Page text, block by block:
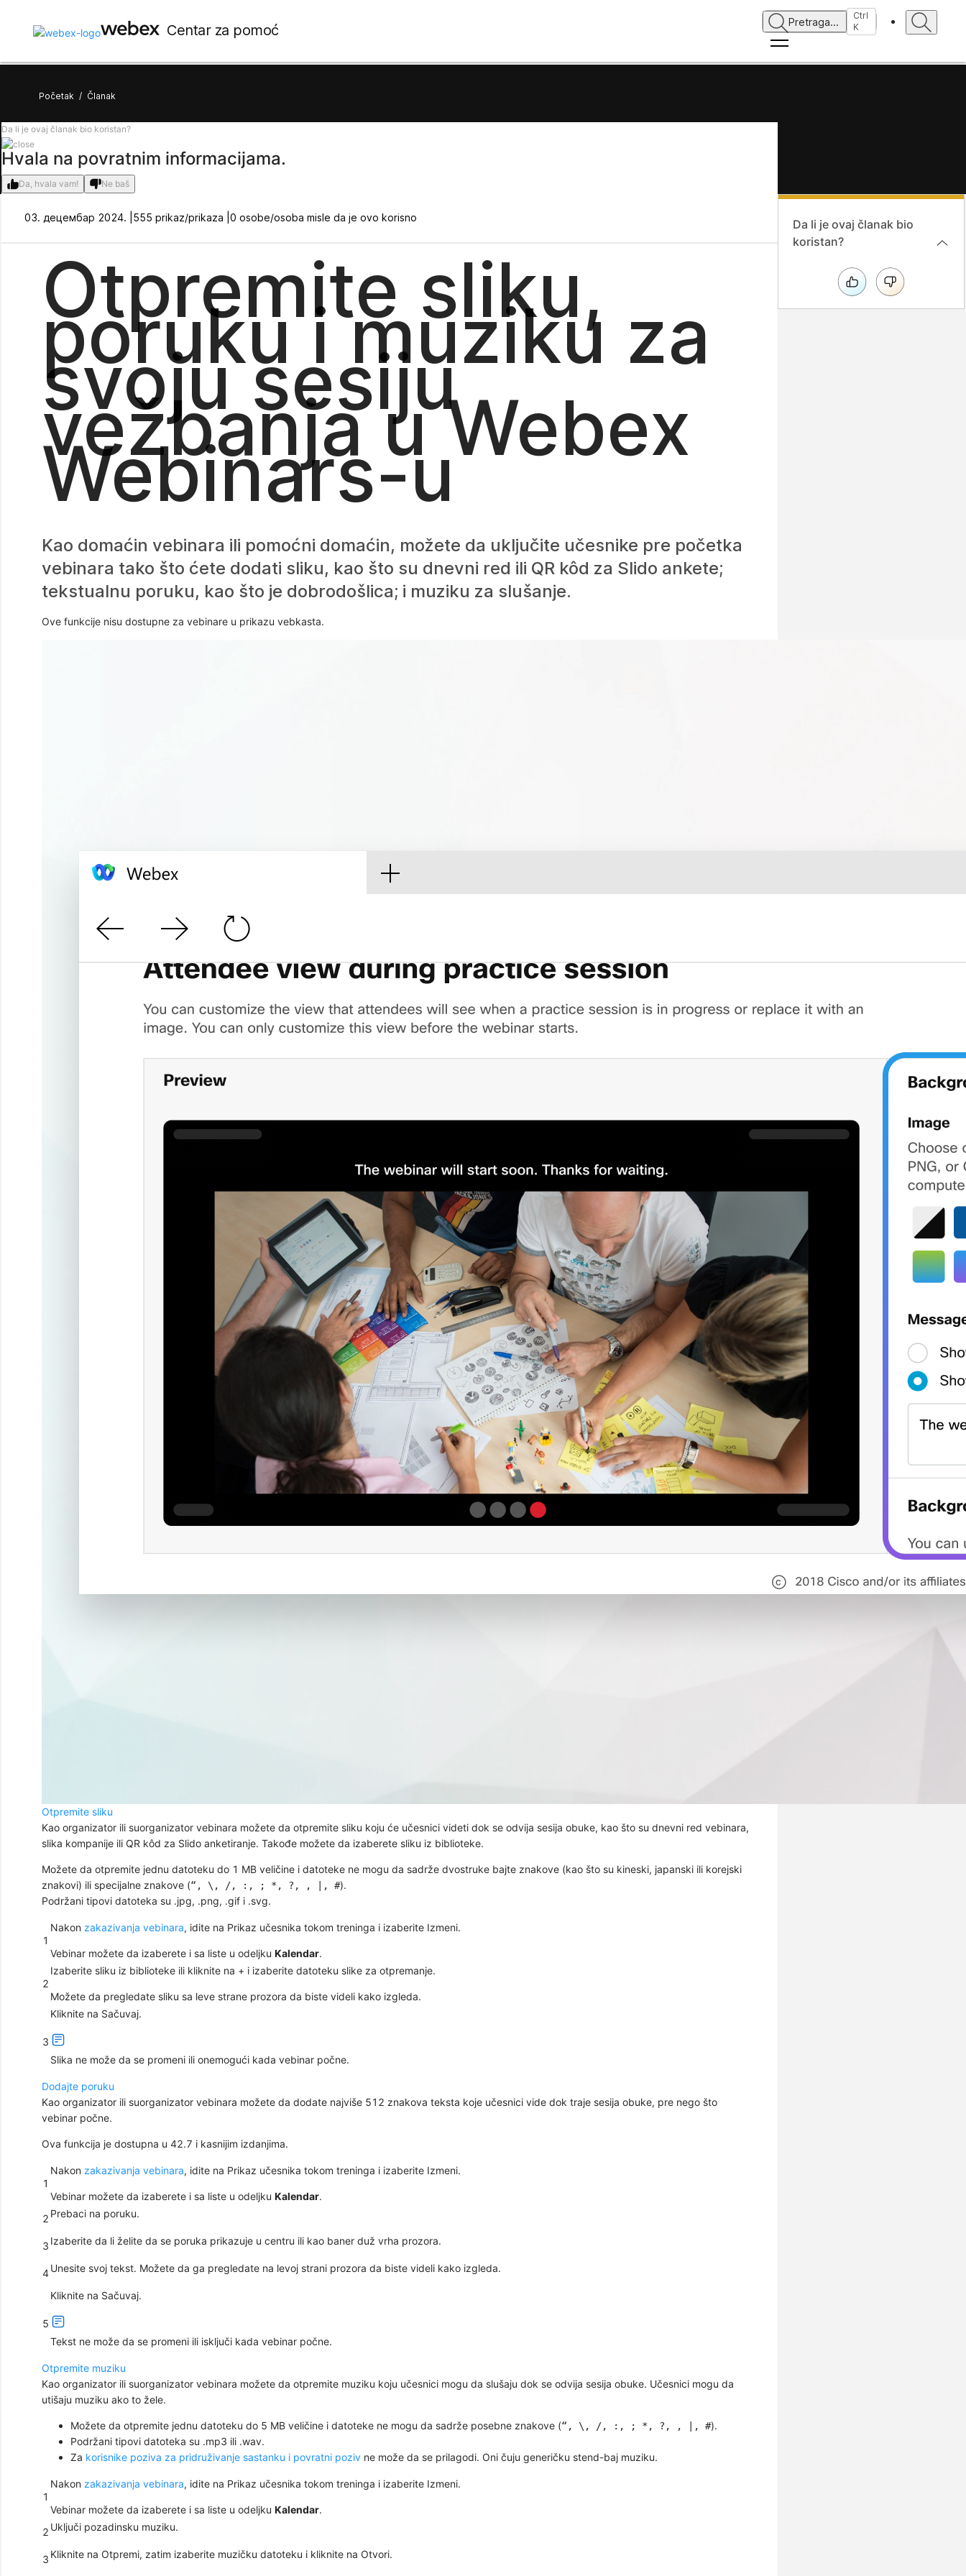
Centar za pomoć
Pretraga...
Ctrl
K
Početak / Članak
Da li je ovaj članak bio koristan?
Hvala na povratnim informacijama.
Da, hvala vam! Ne baš
03. децембар 2024. | 555 prikaz/prikaza | 0 osobe/osoba misle da je ovo korisno
Otpremite sliku,
poruku i muziku za
svoju sesiju
vežbanja u Webex
Webinars-u
Kao domaćin vebinara ili pomoćni domaćin, možete da uključite učesnike pre početka
vebinara tako što ćete dodati sliku, kao što su dnevni red ili QR kôd za Slido ankete;
tekstualnu poruku, kao što je dobrodošlica; i muziku za slušanje.
Ove funkcije nisu dostupne za vebinare u prikazu vebkasta.
Otpremite sliku
Kao organizator ili suorganizator vebinara možete da otpremite sliku koju će učesnici videti dok se odvija sesija obuke, kao što su dnevni red vebinara,
slika kompanije ili QR kôd za Slido anketiranje. Takođe možete da izaberete sliku iz biblioteke.
Možete da otpremite jednu datoteku do 1 MB veličine i datoteke ne mogu da sadrže dvostruke bajte znakove (kao što su kineski, japanski ili korejski
znakovi) ili specijalne znakove (“, \, /, :, ; *, ?, , |, #).
Podržani tipovi datoteka su .jpg, .png, .gif i .svg.
1
Nakon zakazivanja vebinara, idite na Prikaz učesnika tokom treninga i izaberite Izmeni.
Vebinar možete da izaberete i sa liste u odeljku Kalendar.
2
Izaberite sliku iz biblioteke ili kliknite na + i izaberite datoteku slike za otpremanje.
Možete da pregledate sliku sa leve strane prozora da biste videli kako izgleda.
3
Kliknite na Sačuvaj.
Slika ne može da se promeni ili onemogući kada vebinar počne.
Dodajte poruku
Kao organizator ili suorganizator vebinara možete da dodate najviše 512 znakova teksta koje učesnici vide dok traje sesija obuke, pre nego što
vebinar počne.
Ova funkcija je dostupna u 42.7 i kasnijim izdanjima.
1
Nakon zakazivanja vebinara, idite na Prikaz učesnika tokom treninga i izaberite Izmeni.
Vebinar možete da izaberete i sa liste u odeljku Kalendar.
2 Prebaci na poruku.
3 Izaberite da li želite da se poruka prikazuje u centru ili kao baner duž vrha prozora.
4Unesite svoj tekst. Možete da ga pregledate na levoj strani prozora da biste videli kako izgleda.
5
Kliknite na Sačuvaj.
Tekst ne može da se promeni ili isključi kada vebinar počne.
Otpremite muziku
Kao organizator ili suorganizator vebinara možete da otpremite muziku koju učesnici mogu da slušaju dok se odvija sesija obuke. Učesnici mogu da
utišaju muziku ako to žele.
Možete da otpremite jednu datoteku do 5 MB veličine i datoteke ne mogu da sadrže posebne znakove (“, \, /, :, ; *, ?, , |, #).
Podržani tipovi datoteka su .mp3 ili .wav.
Za korisnike poziva za pridruživanje sastanku i povratni poziv ne može da se prilagodi. Oni čuju generičku stend-baj muziku.
1
Nakon zakazivanja vebinara, idite na Prikaz učesnika tokom treninga i izaberite Izmeni.
Vebinar možete da izaberete i sa liste u odeljku Kalendar.
2 Uključi pozadinsku muziku.
3 Kliknite na Otpremi, zatim izaberite muzičku datoteku i kliknite na Otvori.
Da li je ovaj članak bio
koristan?